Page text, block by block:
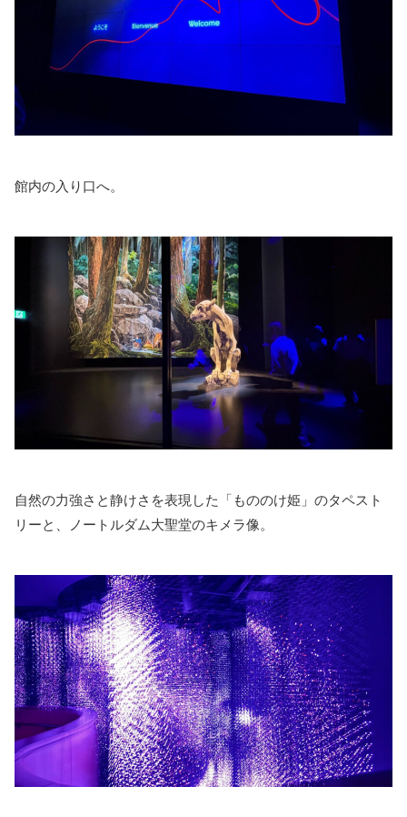
館内の入り口へ。
自然の力強さと静けさを表現した「もののけ姫」のタペスト
リーと、ノートルダム大聖堂のキメラ像。